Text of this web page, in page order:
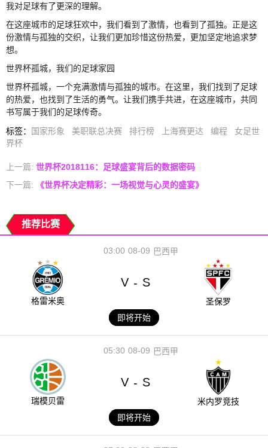
我对足球有了更深的理解。
在这座城市的足球狂欢中，我们看到了激情，也看到了孤独。正是这
份激情与孤独的交织，让我们更加珍惜这份热爱，更加坚定地追求梦
想。
世界杯孤城，我们的足球家园
世界杯孤城，一个充满激情与孤独的城市。在这里，我们找到了足球
的热爱，也找到了生活的勇气。让我们携手共进，在这座城市，共同
书写属于我们的足球传奇。
标签： 国家形象 美职联总决赛 排行榜 上海赛更达 编程
女足世
界杯
上一篇: 世界杯2018116：足球盛宴背后的数据密码
下一篇: 《世界杯决定精彩：一场视觉与心灵的盛宴》
推荐比赛
08-09
03:00 巴西甲
格雷米奥
V - S
圣保罗
即将开始
08-09
05:30 巴西甲
瑞模贝雷
V - S
米内罗竞技
即将开始